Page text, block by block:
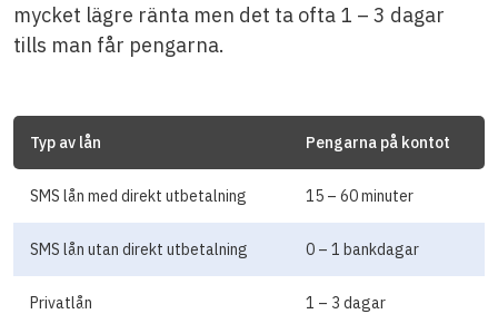
mycket lägre ränta men det ta ofta 1 – 3 dagar
tills man får pengarna.
Typ av lån Pengarna på kontot
SMS lån med direkt utbetalning 15 – 60 minuter
SMS lån utan direkt utbetalning 0 – 1 bankdagar
Privatlån 1 – 3 dagar